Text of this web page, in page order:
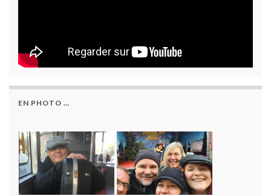
EN PHOTO …